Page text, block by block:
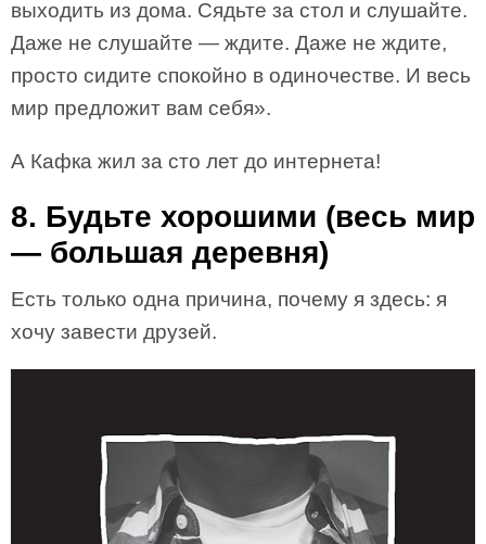
выходить из дома. Сядьте за стол и слушайте.
Даже не слушайте — ждите. Даже не ждите,
просто сидите спокойно в одиночестве. И весь
мир предложит вам себя».
А Кафка жил за сто лет до интернета!
8. Будьте хорошими (весь мир
— большая деревня)
Есть только одна причина, почему я здесь: я
хочу завести друзей.